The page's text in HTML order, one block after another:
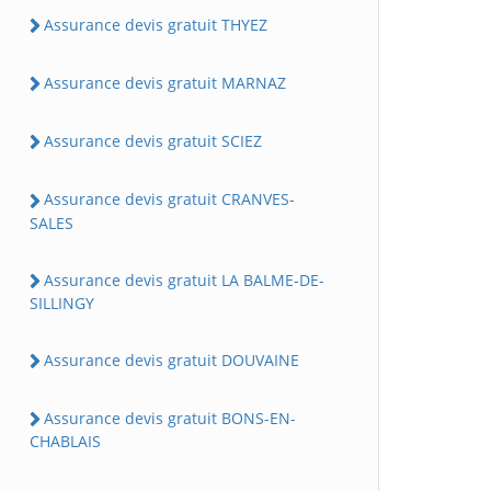
Assurance devis gratuit THYEZ
Assurance devis gratuit MARNAZ
Assurance devis gratuit SCIEZ
Assurance devis gratuit CRANVES-
SALES
Assurance devis gratuit LA BALME-DE-
SILLINGY
Assurance devis gratuit DOUVAINE
Assurance devis gratuit BONS-EN-
CHABLAIS